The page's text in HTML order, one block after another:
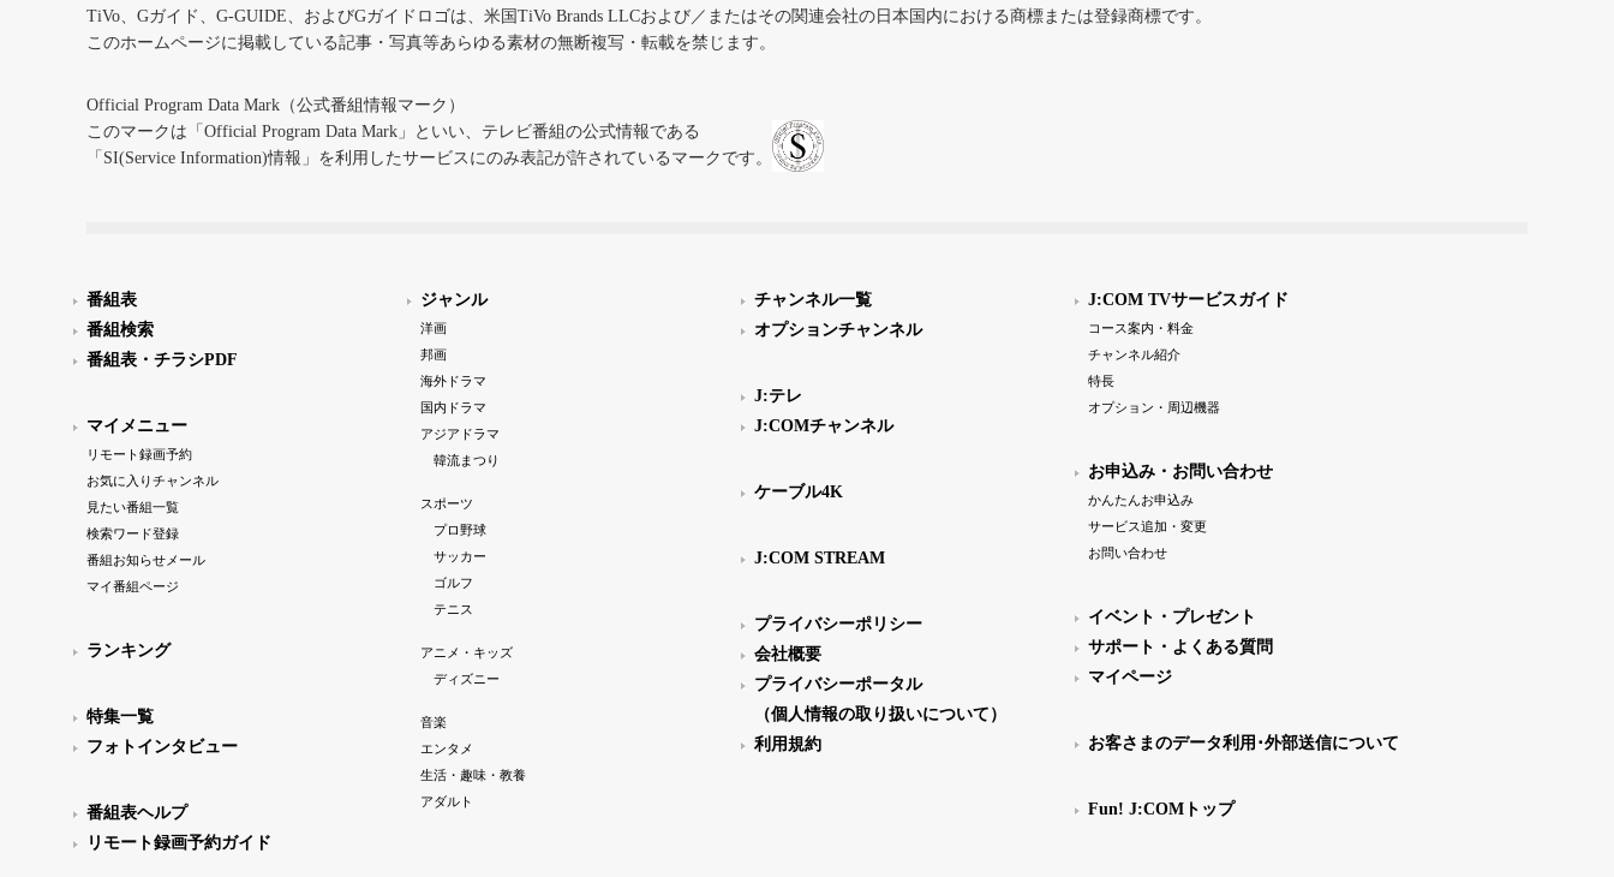
TiVo、Gガイド、G-GUIDE、およびGガイドロゴは、米国TiVo Brands LLCおよび／またはその関連会社の日本国内における商標または登録商標です。
このホームページに掲載している記事・写真等あらゆる素材の無断複写・転載を禁じます。
Official Program Data Mark（公式番組情報マーク）
このマークは「Official Program Data Mark」といい、テレビ番組の公式情報である
「SI(Service Information)情報」を利用したサービスにのみ表記が許されているマークです。
番組表
番組検索
番組表・チラシPDF
マイメニュー
リモート録画予約
お気に入りチャンネル
見たい番組一覧
検索ワード登録
番組お知らせメール
マイ番組ページ
ランキング
特集一覧
フォトインタビュー
番組表ヘルプ
リモート録画予約ガイド
ジャンル
洋画
邦画
海外ドラマ
国内ドラマ
アジアドラマ
韓流まつり
スポーツ
プロ野球
サッカー
ゴルフ
テニス
アニメ・キッズ
ディズニー
音楽
エンタメ
生活・趣味・教養
アダルト
チャンネル一覧
オプションチャンネル
J:テレ
J:COMチャンネル
ケーブル4K
J:COM STREAM
プライバシーポリシー
会社概要
プライバシーポータル
（個人情報の取り扱いについて）
利用規約
J:COM TVサービスガイド
コース案内・料金
チャンネル紹介
特長
オプション・周辺機器
お申込み・お問い合わせ
かんたんお申込み
サービス追加・変更
お問い合わせ
イベント・プレゼント
サポート・よくある質問
マイページ
お客さまのデータ利用･外部送信について
Fun! J:COMトップ